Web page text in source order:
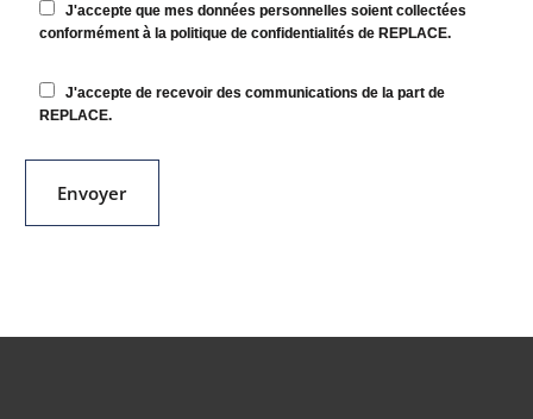
J'accepte que mes données personnelles soient collectées
conformément à la politique de confidentialités de REPLACE.
J'accepte de recevoir des communications de la part de
REPLACE.